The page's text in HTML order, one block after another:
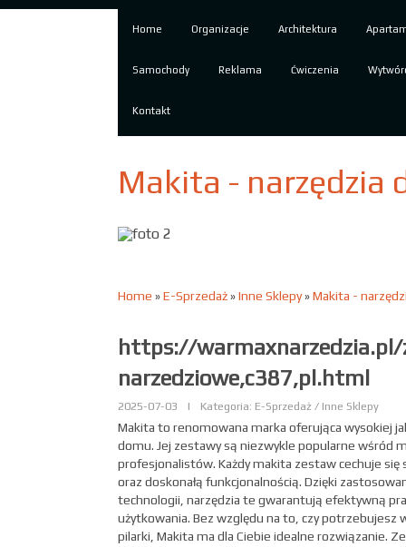
Home Organizacje Architektura
Samochody Reklama Ćwiczenia
Kontakt
Makita - narzędzia
Home »E-Sprzedaż»Inne Sklepy»Makita -
https://
narzedziowe,c387,pl.html
2025-07-03 | Kategoria: E-Sprzedaż / Inne Sklepy
Makita to renomowana marka oferująca wysokiej
domu. Jej zestawy są niezwykle popularne wśród
profesjonalistów. Każdy makita zestaw cechuje się
oraz doskonałą funkcjonalnością. Dzięki
technologii, narzędzia te gwarantują efektywną
użytkowania. Bez względu na to, czy potrzebujesz
pilarki, Makita ma dla Ciebie idealne rozwiązanie.